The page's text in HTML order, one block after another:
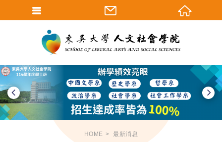
HOME 最新消息